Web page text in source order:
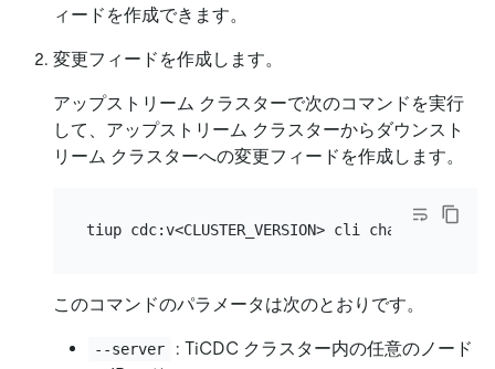
ィードを作成できます。
変更フィードを作成します。
アップストリーム クラスターで次のコマンドを実行
して、アップストリーム クラスターからダウンスト
リーム クラスターへの変更フィードを作成します。
tiup cdc:v<CLUSTER_VERSION> cli
このコマンドのパラメータは次のとおりです。
--server
: TiCDC クラスター内の任意のノード